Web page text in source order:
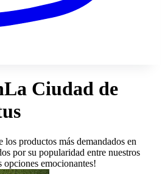
La Ciudad de
los productos más demandados en
por su popularidad entre nuestros
opciones emocionantes!